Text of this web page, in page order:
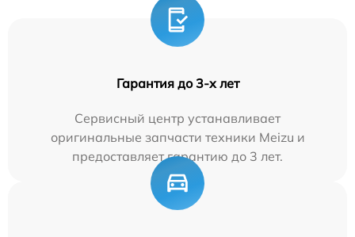
Гарантия до 3-х лет
Сервисный центр устанавливает
оригинальные запчасти техники Meizu и
предоставляет гарантию до 3 лет.